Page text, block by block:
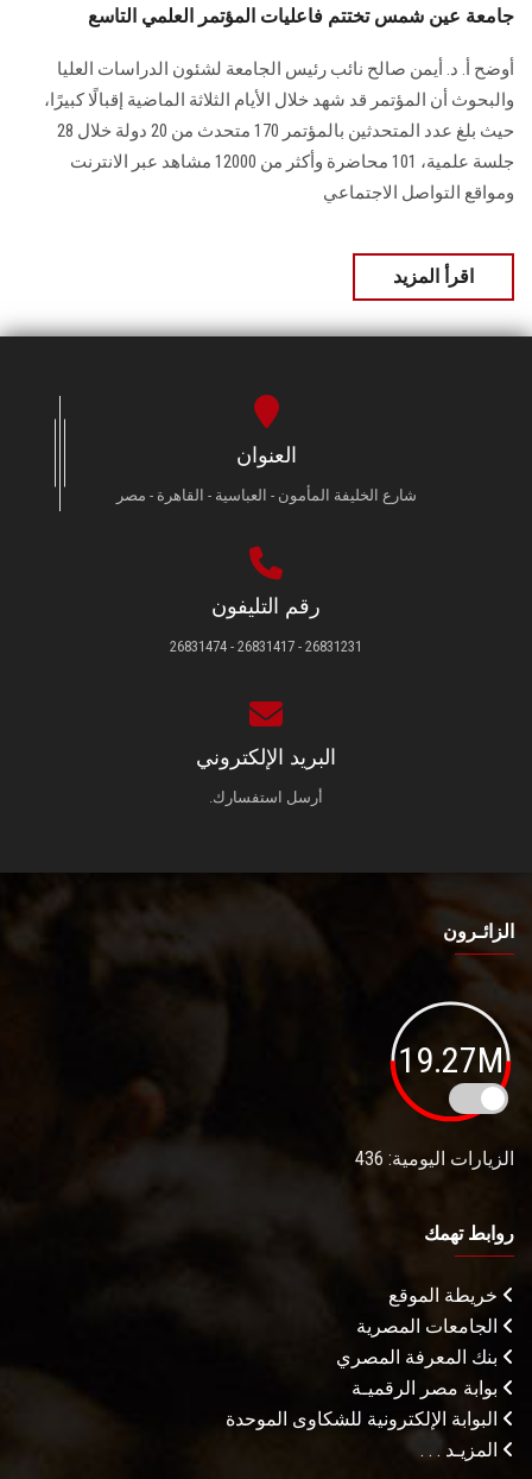
سجل الان
جامعة عين شمس تختتم فاعليات المؤتمر العلمي التاسع
أوضح أ. د. أيمن صالح نائب رئيس الجامعة لشئون الدراسات العليا
والبحوث أن المؤتمر قد شهد خلال الأيام الثلاثة الماضية إقبالًا كبيرًا،
حيث بلغ عدد المتحدثين بالمؤتمر 170 متحدث من 20 دولة خلال 28
جلسة علمية، 101 محاضرة وأكثر من 12000 مشاهد عبر الانترنت
ومواقع التواصل الاجتماعي
اقرأ المزيد
العنوان
شارع الخليفة المأمون - العباسية - القاهرة - مصر
رقم التليفون
26831231 - 26831417 - 26831474
البريد الإلكتروني
أرسل استفسارك.
الزائـرون
19.27M
الزيارات اليومية: 436
روابط تهمك
خريطة الموقع
الجامعات المصرية
بنك المعرفة المصري
بوابة مصر الرقميـة
البوابة الإلكترونية للشكاوى الموحدة
المزيـد . . .